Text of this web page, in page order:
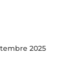
2025